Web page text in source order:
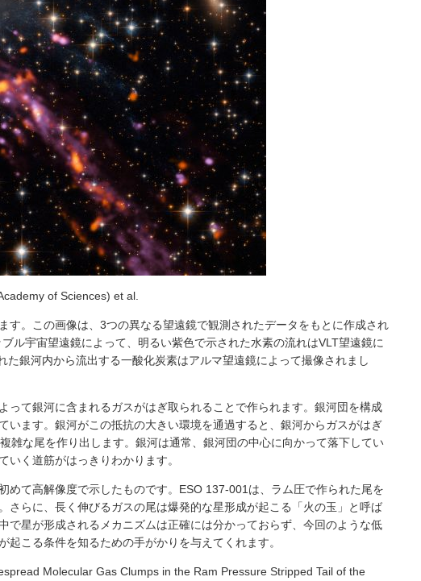
of Sciences) et al.
す。この画像は、3つの異なる望遠鏡で観測されたデータをもとに作成され
ル宇宙望遠鏡によって、明るい紫色で示された水素の流れはVLT望遠鏡に
銀河内から流出する一酸化炭素はアルマ望遠鏡によって撮像されまし
って銀河に含まれるガスがはぎ取られることで作られます。銀河団を構成
います。銀河がこの抵抗の大きい環境を通過すると、銀河からガスがはぎ
雑な尾を作り出します。銀河は通常、銀河団の中心に向かって落下してい
いく道筋がはっきりわかります。
めて高解像度で示したものです。ESO 137-001は、ラム圧で作られた尾を
さらに、長く伸びるガスの尾は爆発的な星形成が起こる「火の玉」と呼ば
で星が形成されるメカニズムは正確には分かっておらず、今回のような低
こる条件を知るための手がかりを与えてくれます。
Molecular Gas Clumps in the Ram Pressure Stripped Tail of the